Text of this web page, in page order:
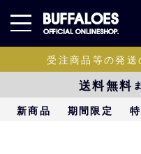
受注商品等の発
送料無料
新商品 期間限定